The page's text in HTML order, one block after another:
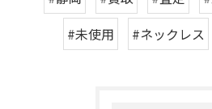
#未使用
#ネックレス